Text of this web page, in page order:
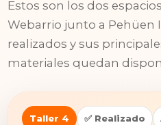
Estos son los dos
Webarrio junto a Pehüen
realizados y sus
materiales quedan
Taller 4 ✅ Realizado